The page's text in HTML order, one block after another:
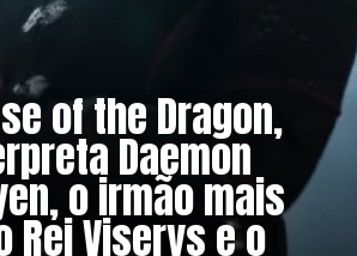
of the Dragon,
Daemon
o irmão mais
Rei Viserys e o